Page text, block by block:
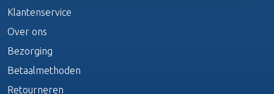
Klantenservice
Over ons
Bezorging
Betaalmethoden
Retourneren